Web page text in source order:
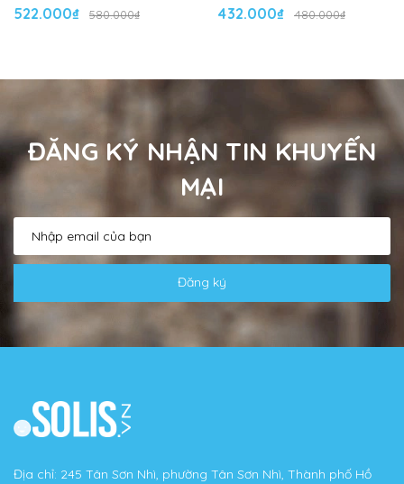
522.000₫ 580.000₫ 432.000₫ 480.000₫
ĐĂNG KÝ NHẬN TIN KHUYẾN
MẠI
Đăng ký
Địa chỉ: 245 Tân Sơn Nhì, phường Tân Sơn Nhì, Thành phố Hồ